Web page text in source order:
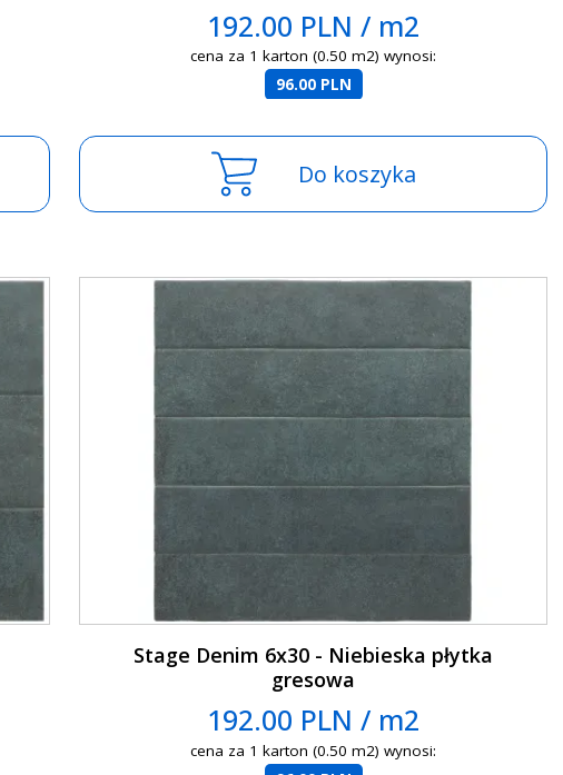
192.00 PLN / m2
cena za 1 karton (0.50 m2) wynosi:
96.00 PLN
Do koszyka
Stage Denim 6x30 - Niebieska płytka
gresowa
192.00 PLN / m2
cena za 1 karton (0.50 m2) wynosi: